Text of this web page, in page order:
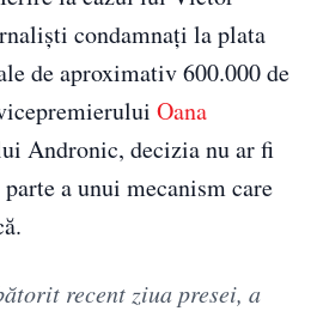
condamnați la plata
de aproximativ 600.000 de
Oana
Andronic, decizia nu ar fi
a unui mecanism care
recent ziua presei, a